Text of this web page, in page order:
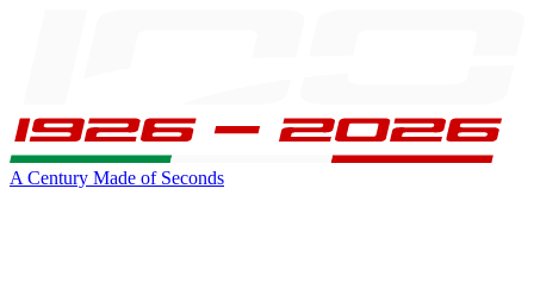
A Century Made of Seconds